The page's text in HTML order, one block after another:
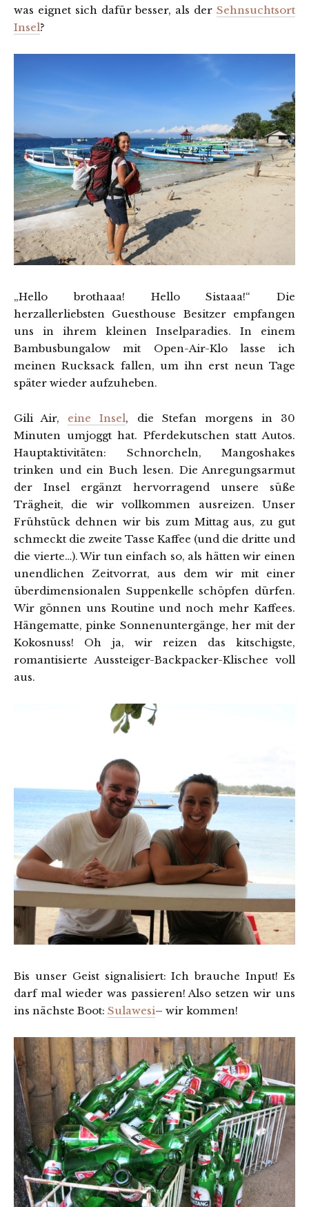
was eignet sich dafür besser, als der Sehnsuchtsort
Insel?
„Hello brothaaa! Hello Sistaaa!“ Die
herzallerliebsten Guesthouse Besitzer empfangen
uns in ihrem kleinen Inselparadies. In einem
Bambusbungalow mit Open-Air-Klo lasse ich
meinen Rucksack fallen, um ihn erst neun Tage
später wieder aufzuheben.
Gili Air, eine Insel, die Stefan morgens in 30
Minuten umjoggt hat. Pferdekutschen statt Autos.
Hauptaktivitäten: Schnorcheln, Mangoshakes
trinken und ein Buch lesen. Die Anregungsarmut
der Insel ergänzt hervorragend unsere süße
Trägheit, die wir vollkommen ausreizen. Unser
Frühstück dehnen wir bis zum Mittag aus, zu gut
schmeckt die zweite Tasse Kaffee (und die dritte und
die vierte…). Wir tun einfach so, als hätten wir einen
unendlichen Zeitvorrat, aus dem wir mit einer
überdimensionalen Suppenkelle schöpfen dürfen.
Wir gönnen uns Routine und noch mehr Kaffees.
Hängematte, pinke Sonnenuntergänge, her mit der
Kokosnuss! Oh ja, wir reizen das kitschigste,
romantisierte Aussteiger-Backpacker-Klischee voll
aus.
Bis unser Geist signalisiert: Ich brauche Input! Es
darf mal wieder was passieren! Also setzen wir uns
ins nächste Boot: Sulawesi– wir kommen!